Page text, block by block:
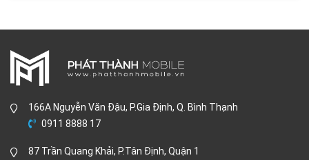
166A Nguyễn Văn Đậu, P.Gia Định, Q. Bình Thạnh
0911 8888 17
87 Trần Quang Khải, P.Tân Định, Quận 1